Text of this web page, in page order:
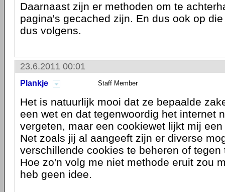
Daarnaast zijn er methoden om te
pagina's gecached zijn. En dus ook op
dus volgens.
23.6.2011 00:01
Plankje Staff Member
Het is natuurlijk mooi dat ze bepaalde
een wet en dat tegenwoordig het internet
vergeten, maar een cookiewet lijkt mij
Net zoals jij al aangeeft zijn er diverse
verschillende cookies te beheren of tegen
Hoe zo'n volg me niet methode eruit zou
heb geen idee.